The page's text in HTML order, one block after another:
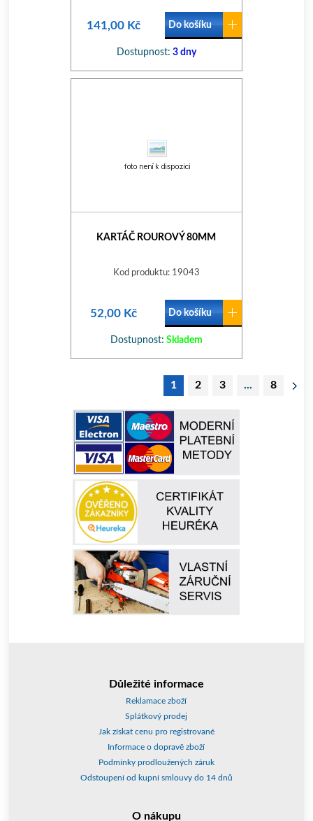
141,00 Kč Do košíku
Dostupnost: 3 dny
KARTÁČ ROUROVÝ 80MM
Kod produktu: 19043
52,00 Kč Do košíku
Dostupnost: Skladem
1 2 3 ... 8
Důležité informace
Reklamace zboží
Splátkový prodej
Jak získat cenu pro registrované
Informace o dopravě zboží
Podmínky prodloužených záruk
Odstoupení od kupní smlouvy do 14 dnů
O nákupu